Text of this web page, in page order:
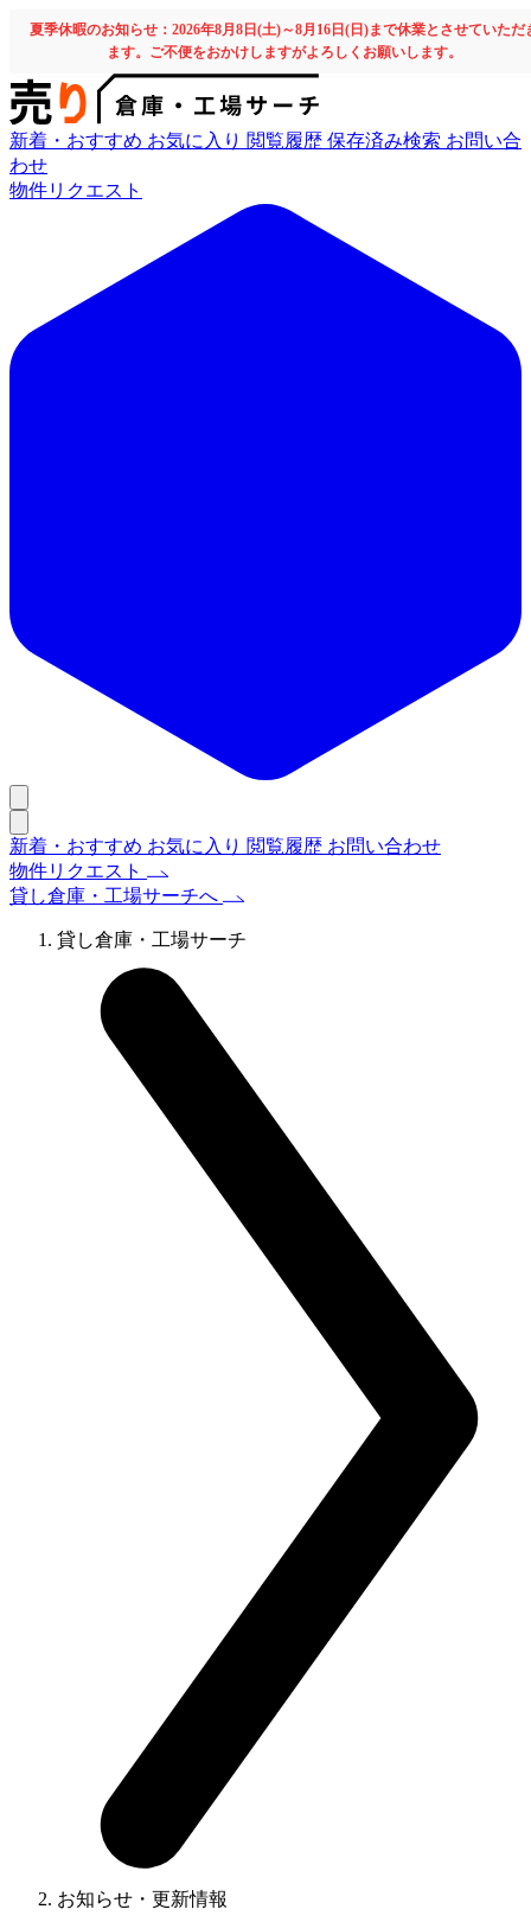
夏季休暇のお知らせ：2026年8月8日(土)～8月16日(日)まで休業とさせていただ
ます。ご不便をおかけしますがよろしくお願いします。
新着・おすすめ お気に入り 閲覧履歴 保存済み検索 お問い合
わせ
物件リクエスト
新着・おすすめ お気に入り 閲覧履歴 お問い合わせ
物件リクエスト
貸し倉庫・工場サーチへ
貸し倉庫・工場サーチ
お知らせ・更新情報